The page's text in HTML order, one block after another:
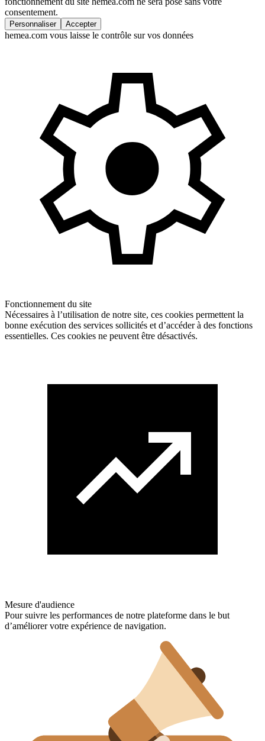
consentement.
Personnaliser Accepter
hemea.com vous laisse le contrôle sur vos données
Fonctionnement du site
Nécessaires à l’utilisation de notre site, ces cookies permettent la
bonne exécution des services sollicités et d’accéder à des fonctions
essentielles. Ces cookies ne peuvent être désactivés.
Mesure d'audience
Pour suivre les performances de notre plateforme dans le but
d’améliorer votre expérience de navigation.